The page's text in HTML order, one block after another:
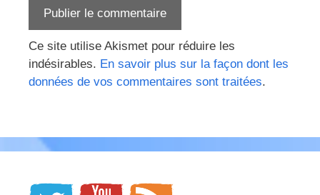
Ce site utilise Akismet pour réduire les
indésirables. En savoir plus sur la façon dont les
données de vos commentaires sont traitées.